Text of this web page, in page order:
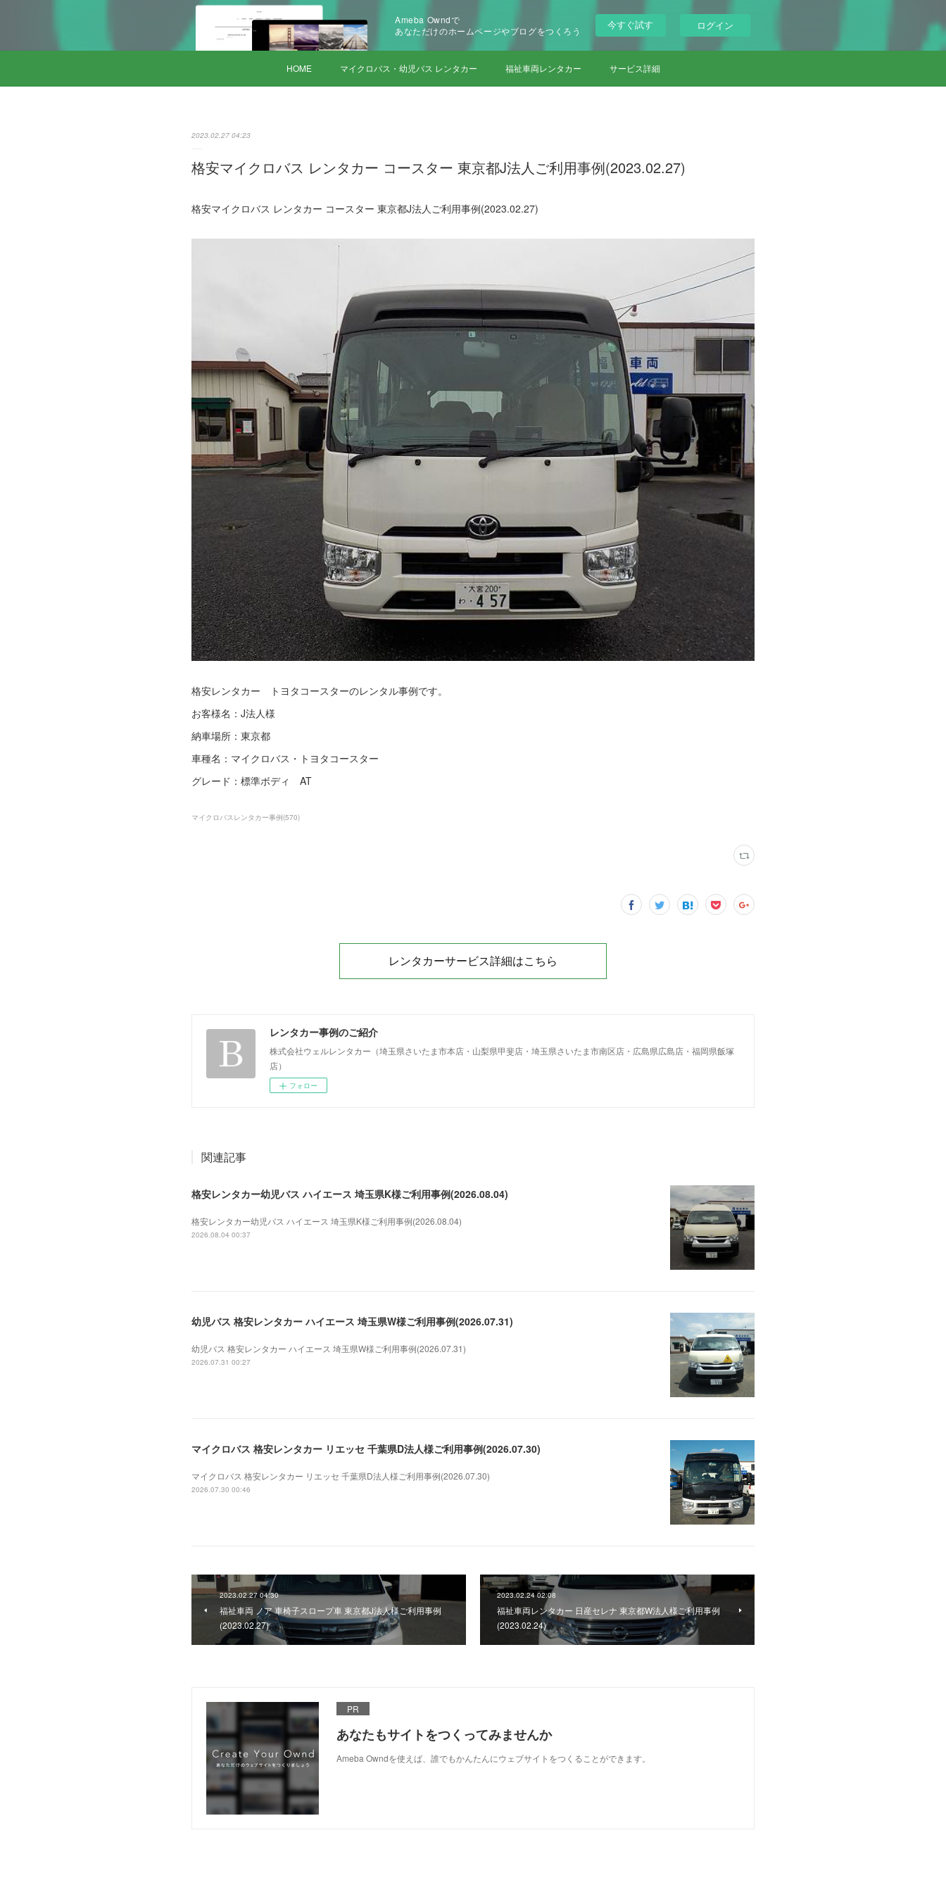
Ameba Owndで
あなただけのホームページやブログをつくろう
今すぐ試す ログイン
HOME マイクロバス・幼児バス レンタカー 福祉車両レンタカー サービス詳細
2023.02.27 04:23
格安マイクロバス レンタカー コースター 東京都J法人ご利用事例(2023.02.27)
格安マイクロバス レンタカー コースター 東京都J法人ご利用事例(2023.02.27)
格安レンタカー トヨタコースターのレンタル事例です。
お客様名：J法人様
納車場所：東京都
車種名：マイクロバス・トヨタコースター
グレード：標準ボディ AT
マイクロバスレンタカー事例(570)
レンタカーサービス詳細はこちら
レンタカー事例のご紹介
株式会社ウェルレンタカー（埼玉県さいたま市本店・山梨県甲斐店・埼玉県さいたま市南区店・広島県広島店・福岡県飯塚
店）
フォロー
関連記事
格安レンタカー幼児バス ハイエース 埼玉県K様ご利用事例(2026.08.04)
格安レンタカー幼児バス ハイエース 埼玉県K様ご利用事例(2026.08.04)
2026.08.04 00:37
幼児バス 格安レンタカー ハイエース 埼玉県W様ご利用事例(2026.07.31)
幼児バス 格安レンタカー ハイエース 埼玉県W様ご利用事例(2026.07.31)
2026.07.31 00:27
マイクロバス 格安レンタカー リエッセ 千葉県D法人様ご利用事例(2026.07.30)
マイクロバス 格安レンタカー リエッセ 千葉県D法人様ご利用事例(2026.07.30)
2026.07.30 00:46
2023.02.27 04:30
福祉車両 ノア 車椅子スロープ車 東京都J法人様ご利用事例
(2023.02.27)
2023.02.24 02:08
福祉車両レンタカー 日産セレナ 東京都W法人様ご利用事例
(2023.02.24)
PR
あなたもサイトをつくってみませんか
Ameba Owndを使えば、誰でもかんたんにウェブサイトをつくることができます。